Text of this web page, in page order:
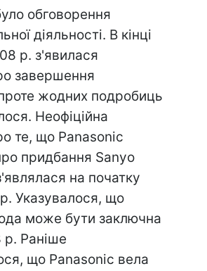
обговорення
діяльності. В кінці
р. з'явилася
завершення
жодних подробиць
Неофіційна
те, що Panasonic
придбання Sanyo
на початку
Указувалося, що
може бути заключна
р. Раніше
що Panasonic вела